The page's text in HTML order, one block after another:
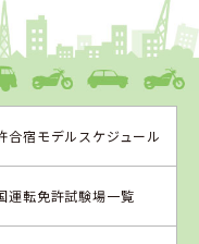
合宿モデルスケジュール
運転免許試験場一覧